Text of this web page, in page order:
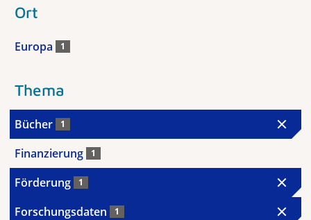
Ort
Europa 1
Thema
Bücher 1
Finanzierung 1
Förderung 1
Forschungsdaten 1